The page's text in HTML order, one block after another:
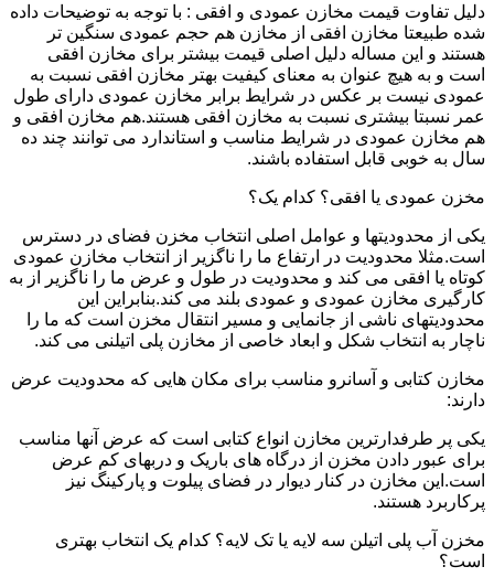
دلیل تفاوت قیمت مخازن عمودی و افقی : با توجه به توضیحات داده
شده طبیعتا مخازن افقی از مخازن هم حجم عمودی سنگین تر
هستند و این مساله دلیل اصلی قیمت بیشتر برای مخازن افقی
است و به هیچ عنوان به معنای کیفیت بهتر مخازن افقی نسبت به
عمودی نیست بر عکس در شرایط برابر مخازن عمودی دارای طول
عمر نسبتا بیشتری نسبت به مخازن افقی هستند.هم مخازن افقی و
هم مخازن عمودی در شرایط مناسب و استاندارد می توانند چند ده
سال به خوبی قابل استفاده باشند.
مخزن عمودی یا افقی؟ کدام یک؟
یکی از محدودیتها و عوامل اصلی انتخاب مخزن فضای در دسترس
است.مثلا محدودیت در ارتفاع ما را ناگزیر از انتخاب مخازن عمودی
کوتاه یا افقی می کند و محدودیت در طول و عرض ما را ناگزیر از به
کارگیری مخازن عمودی و عمودی بلند می کند.بنابراین این
محدودیتهای ناشی از جانمایی و مسیر انتقال مخزن است که ما را
ناچار به انتخاب شکل و ابعاد خاصی از مخازن پلی اتیلنی می کند.
مخازن کتابی و آسانرو مناسب برای مکان هایی که محدودیت عرض
دارند:
یکی پر طرفدارترین مخازن انواع کتابی است که عرض آنها مناسب
برای عبور دادن مخزن از درگاه های باریک و دربهای کم عرض
است.این مخازن در کنار دیوار در فضای پیلوت و پارکینگ نیز
پرکاربرد هستند.
مخزن آب پلی اتیلن سه لایه یا تک لایه؟ کدام یک انتخاب بهتری
است؟